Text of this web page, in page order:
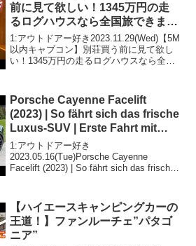
前に見て欲しい！1345万円の走
るログハウスなら全国旅できま
す。【ダイレクトカーズ】#車中
泊 #キャンピングカー
1:アウトドアー好き2023.11.29(Wed)【5M
以内キャブコン】別荘買う前に見て欲し
い！1345万円の走るログハウスなら全国
しいぞ、見逃さないで！！2:アウ...
Porsche Cayenne Facelift
(2023) | So fährt sich das frische
Luxus-SUV | Erste Fahrt mit
Jonas Uhlig
1:アウトドアー好き
2023.05.16(Tue)Porsche Cayenne
Facelift (2023) | So fährt sich das frische
【ハイエースキャンピングカーの
王道！】ファンルーチェ”パタゴ
ニア”